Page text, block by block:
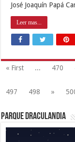
José Joaquín Papá
Leer mas...
« First ... 470
497
498 »
Parque Draculandia